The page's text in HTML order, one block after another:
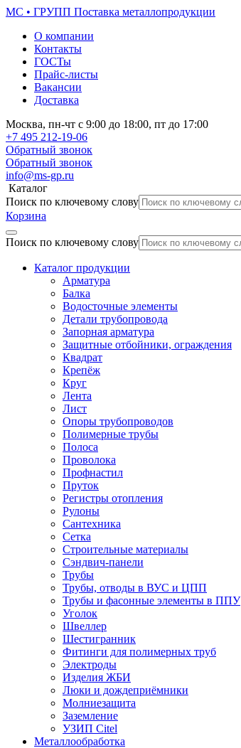
МС • ГРУПП Поставка металлопродукции
О компании
Контакты
ГОСТы
Прайс-листы
Вакансии
Доставка
Москва, пн-чт с 9:00 до 18:00, пт до 17:00
+7 495 212-19-06
Обратный звонок
Обратный звонок
info@ms-gp.ru
Каталог
Поиск по ключевому слову
Корзина
Поиск по ключевому слову
Каталог продукции
Арматура
Балка
Водосточные элементы
Детали трубопровода
Запорная арматура
Защитные отбойники, ограждения
Квадрат
Крепёж
Круг
Лента
Лист
Опоры трубопроводов
Полимерные трубы
Полоса
Проволока
Профнастил
Пруток
Регистры отопления
Рулоны
Сантехника
Сетка
Строительные материалы
Сэндвич-панели
Трубы
Трубы, отводы в ВУС и ЦПП
Трубы и фасонные элементы в ППУ
Уголок
Швеллер
Шестигранник
Фитинги для полимерных труб
Электроды
Изделия ЖБИ
Люки и дождеприёмники
Молниезащита
Заземление
УЗИП Citel
Металлообработка